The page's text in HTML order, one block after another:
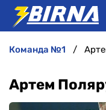
АНАЛІТИКА
команда №1
Артем